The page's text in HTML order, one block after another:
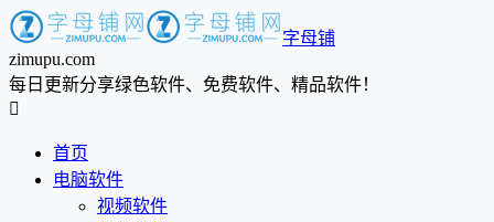
字母铺
zimupu.com
每日更新分享绿色软件、免费软件、精品软件！

首页
电脑软件
视频软件